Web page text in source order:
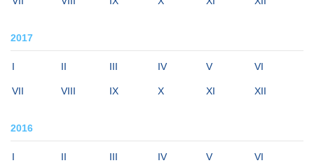
2017
I II III IV V VI
VII VIII IX X XI XII
2016
I II III IV V VI